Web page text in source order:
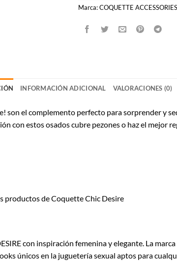
Marca:COQUETTE ACCESSORIES
INFORMACIÓN ADICIONAL VALORACIONES (0)
son el complemento perfecto para sorprender y
con estos osados cubre pezones o haz el mejor
productos de Coquette Chic Desire
con inspiración femenina y elegante. La
únicos en la juguetería sexual aptos para